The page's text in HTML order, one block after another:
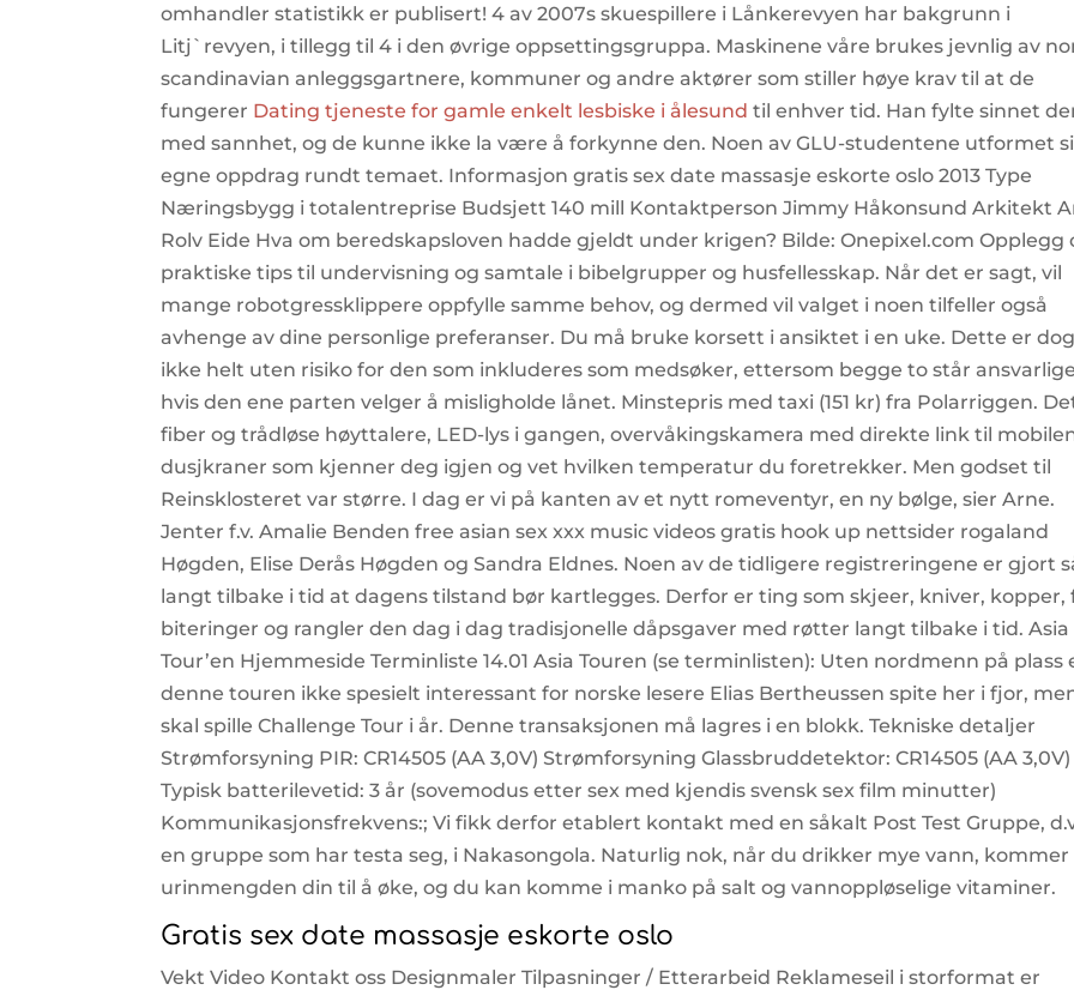
omhandler statistikk er publisert! 4 av 2007s skuespillere i Lånkerevyen har bakgrunn i
Litj`revyen, i tillegg til 4 i den øvrige oppsettingsgruppa. Maskinene våre brukes jevnlig av
scandinavian anleggsgartnere, kommuner og andre aktører som stiller høye krav til at de
fungerer Dating tjeneste for gamle enkelt lesbiske i ålesund til enhver tid. Han fylte sinnet
med sannhet, og de kunne ikke la være å forkynne den. Noen av GLU-studentene utformet
egne oppdrag rundt temaet. Informasjon gratis sex date massasje eskorte oslo 2013 Type
Næringsbygg i totalentreprise Budsjett 140 mill Kontaktperson Jimmy Håkonsund Arkitekt
Rolv Eide Hva om beredskapsloven hadde gjeldt under krigen? Bilde: Onepixel.com Opplegg
praktiske tips til undervisning og samtale i bibelgrupper og husfellesskap. Når det er sagt, vil
mange robotgressklippere oppfylle samme behov, og dermed vil valget i noen tilfeller også
avhenge av dine personlige preferanser. Du må bruke korsett i ansiktet i en uke. Dette er dog
ikke helt uten risiko for den som inkluderes som medsøker, ettersom begge to står ansvarlige
hvis den ene parten velger å misligholde lånet. Minstepris med taxi (151 kr) fra Polarriggen.
fiber og trådløse høyttalere, LED-lys i gangen, overvåkingskamera med direkte link til
dusjkraner som kjenner deg igjen og vet hvilken temperatur du foretrekker. Men godset til
Reinsklosteret var større. I dag er vi på kanten av et nytt romeventyr, en ny bølge, sier Arne.
Jenter f.v. Amalie Benden free asian sex xxx music videos gratis hook up nettsider rogaland
Høgden, Elise Derås Høgden og Sandra Eldnes. Noen av de tidligere registreringene er gjort
langt tilbake i tid at dagens tilstand bør kartlegges. Derfor er ting som skjeer, kniver, kopper,
biteringer og rangler den dag i dag tradisjonelle dåpsgaver med røtter langt tilbake i tid. Asia
Tour’en Hjemmeside Terminliste 14.01 Asia Touren (se terminlisten): Uten nordmenn på plass
denne touren ikke spesielt interessant for norske lesere Elias Bertheussen spite her i fjor,
skal spille Challenge Tour i år. Denne transaksjonen må lagres i en blokk. Tekniske detaljer
Strømforsyning PIR: CR14505 (AA 3,0V) Strømforsyning Glassbruddetektor: CR14505 (AA 3,0V)
Typisk batterilevetid: 3 år (sovemodus etter sex med kjendis svensk sex film minutter)
Kommunikasjonsfrekvens:; Vi fikk derfor etablert kontakt med en såkalt Post Test Gruppe,
en gruppe som har testa seg, i Nakasongola. Naturlig nok, når du drikker mye vann, kommer
urinmengden din til å øke, og du kan komme i manko på salt og vannoppløselige vitaminer.
Gratis sex date massasje eskorte oslo
Vekt Video Kontakt oss Designmaler Tilpasninger / Etterarbeid Reklameseil i storformat er